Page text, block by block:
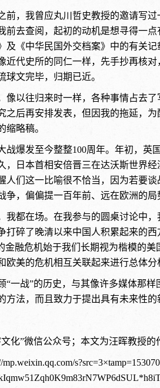
前，我曾应丸川哲史教授的邀请写
前去查阅，起初的动机是想寻得一
及《中华民国外交档案》中的有关
近代史所的同仁一样，先手抄再核
球文完毕，归期已近。
像以往归来时一样，各种事情占去
之后再安排发表，但因我的拖延，
缩略稿。
战爆发至今整整100周年。年初，英
，日本首相安倍晋三在达沃斯世界
人们这一比喻很不恰当，因为若要
争，偏偏提一百年前、远在欧洲的局
我都在场。在我参与的圆桌讨论中
打碎了晚清以来中国人积累起来的
金融危机始于我们长期视为楷模的
欧美的危机相互关联起来进行总体分
“一战”的历史，与其像许多媒体那
方法，而且致力于提出具有未来性
化”微信公众号；本文为汪晖教授的
mp.weixin.qq.com/